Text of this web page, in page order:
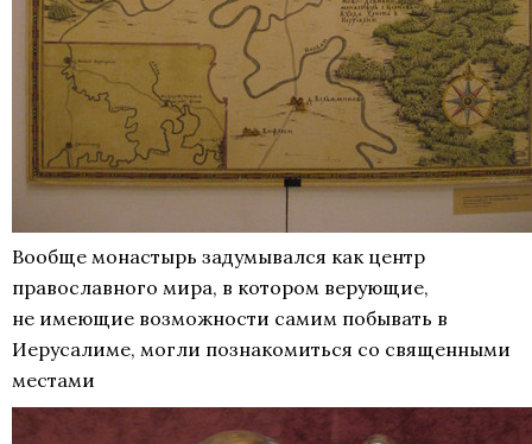
Вообще монастырь задумывался как центр
православного мира, в котором верующие,
не имеющие возможности самим побывать в
Иерусалиме, могли познакомиться со священными
местами